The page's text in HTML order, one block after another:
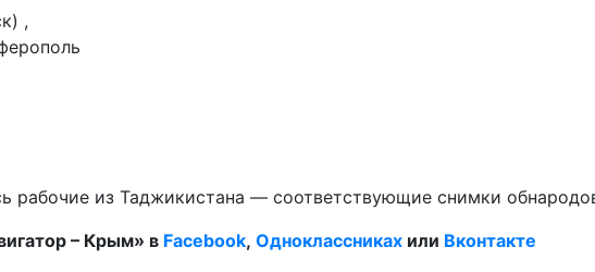
,
рабочие из Таджикистана — соответствующие снимки
– Крым» в Facebook, Одноклассниках или Вконтакте